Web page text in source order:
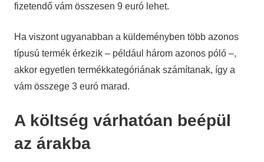
fizetendő vám összesen 9 euró lehet.
Ha viszont ugyanabban a küldeményben több azonos
típusú termék érkezik – például három azonos póló –,
akkor egyetlen termékkategóriának számítanak, így a
vám összege 3 euró marad.
A költség várhatóan beépül
az árakba